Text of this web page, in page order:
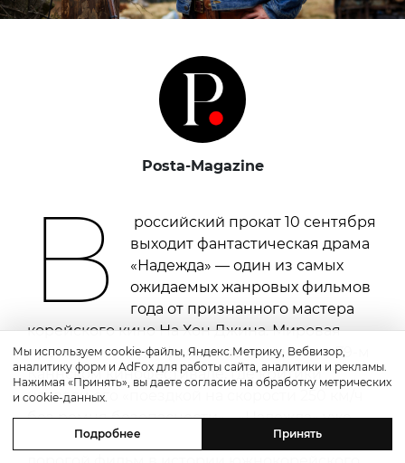
Posta-Magazine
В
российский прокат 10 сентября
выходит фантастическая драма
«Надежда» — один из самых
ожидаемых жанровых фильмов
года от признанного мастера
корейского кино На Хон Джина. Мировая
премьера нового фильма состоялась на 79-м
Каннском кинофестивале, где критики
назвали его «поездкой на скорости 250 км/ч
без ремня безопасности»… «Надежда» уже
установила исторический рекорд как самый
Мы используем cookie-файлы, Яндекс.Метрику, Вебвизор,
аналитику форм и AdFox для работы сайта, аналитики и рекламы.
Нажимая «Принять», вы даете согласие на обработку метрических
и cookie-данных.
Подробнее Принять